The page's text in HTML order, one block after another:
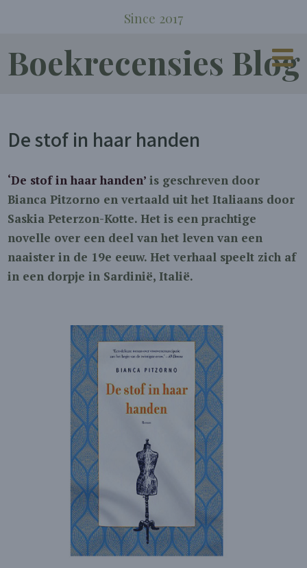
Since 2017
Boekrecensies Blog
De stof in haar handen
‘De stof in haar handen’ is geschreven door
Bianca Pitzorno en vertaald uit het Italiaans door
Saskia Peterzon-Kotte. Het is een prachtige
novelle over een deel van het leven van een
naaister in de 19e eeuw. Het verhaal speelt zich af
in een dorpje in Sardinië, Italië.